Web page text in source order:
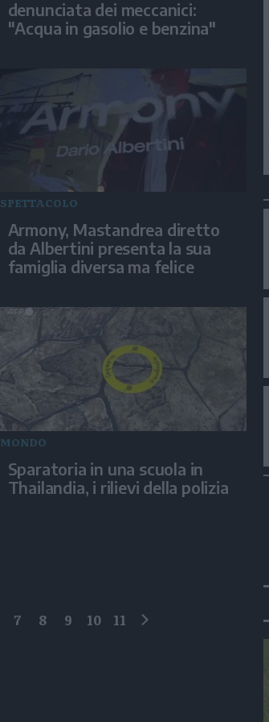
denunciata dei meccanici:
"Acqua in gasolio e benzina"
SPETTACOLO
Armony, Mastandrea diretto
da Albertini presenta la sua
famiglia diversa ma felice
MONDO
Sparatoria in una scuola in
Thailandia, i rilievi della polizia
7 8 9 10 11